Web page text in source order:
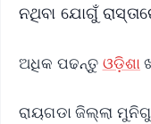
ନଥିବା ଯୋଗୁଁ
ଅଧିକ ପଢନ୍ତୁ ଓଡ଼ିଶା
ରାୟଗଡା ଜିଲ୍ଲା